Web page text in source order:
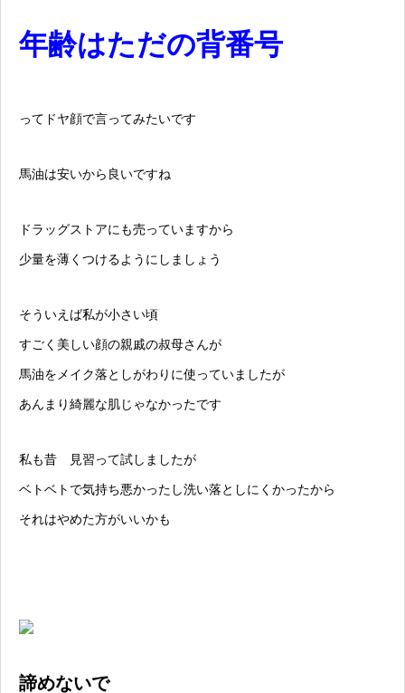
年齢はただの背番号
ってドヤ顔で言ってみたいです
馬油は安いから良いですね
ドラッグストアにも売っていますから
少量を薄くつけるようにしましょう
そういえば私が小さい頃
すごく美しい顔の親戚の叔母さんが
馬油をメイク落としがわりに使っていましたが
あんまり綺麗な肌じゃなかったです
私も昔 見習って試しましたが
ベトベトで気持ち悪かったし洗い落としにくかったから
それはやめた方がいいかも
諦めないで